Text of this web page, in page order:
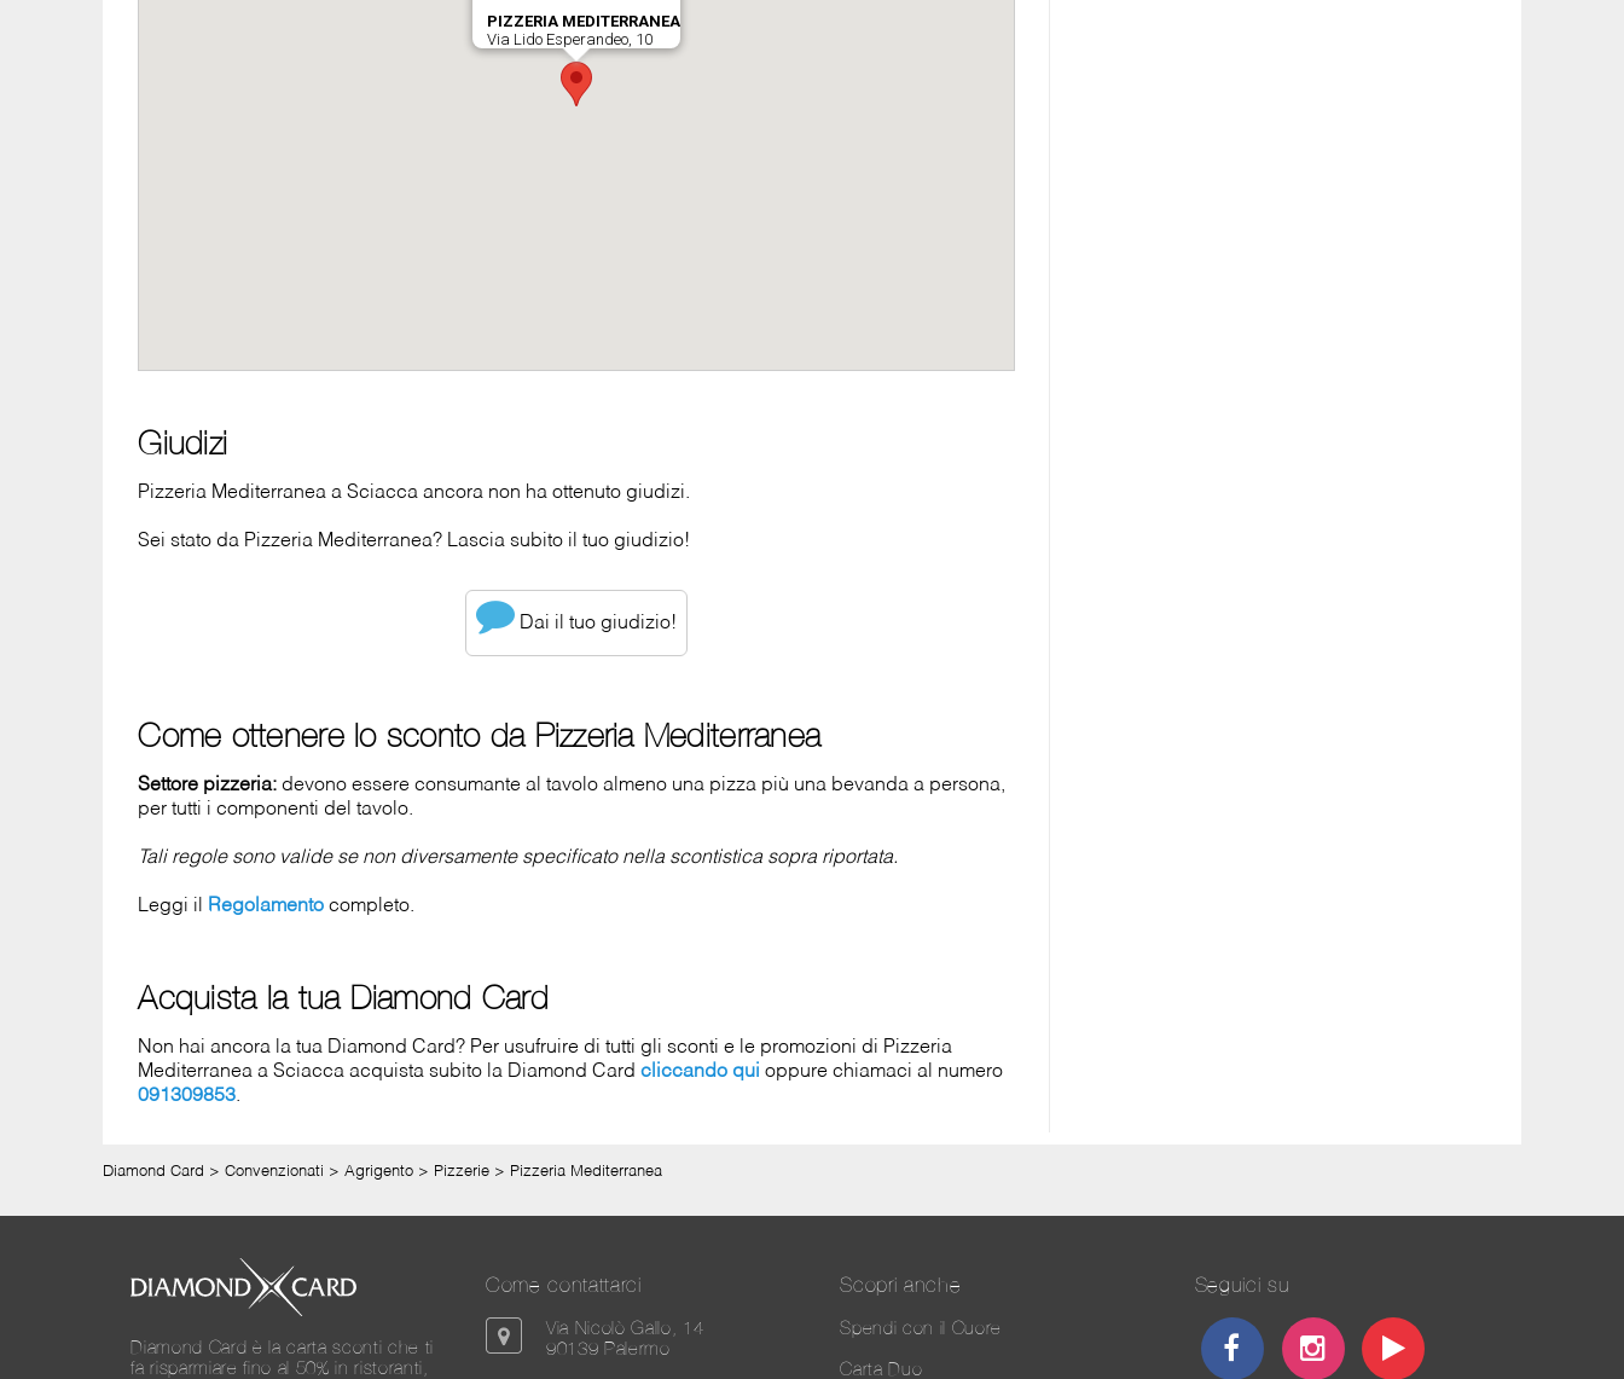
Giudizi
Pizzeria Mediterranea a Sciacca ancora non ha ottenuto giudizi.
Sei stato da Pizzeria Mediterranea? Lascia subito il tuo giudizio!
Dai il tuo giudizio!
Come ottenere lo sconto da Pizzeria Mediterranea
Settore pizzeria: devono essere consumante al tavolo almeno una pizza più una bevanda a persona,
per tutti i componenti del tavolo.
Tali regole sono valide se non diversamente specificato nella scontistica sopra riportata.
Leggi il Regolamento completo.
Acquista la tua Diamond Card
Non hai ancora la tua Diamond Card? Per usufruire di tutti gli sconti e le promozioni di Pizzeria
Mediterranea a Sciacca acquista subito la Diamond Cardcliccando qui oppure chiamaci al numero
091309853.
Diamond Card > Convenzionati > Agrigento > Pizzerie > Pizzeria Mediterranea
Diamond Card è la carta sconti che ti
fa risparmiare fino al 50% in ristoranti,
Come contattarci
Via Nicolò Gallo, 14
90139 Palermo
Scopri anche
Spendi con il Cuore
Carta Duo
Seguici su